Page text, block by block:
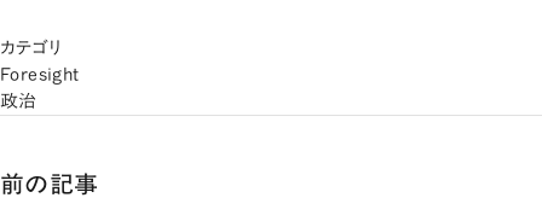
カテゴリ
Foresight
政治
前の記事